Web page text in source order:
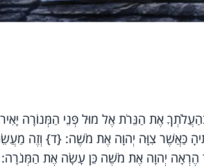
אֶת הַנֵּרֹת אֶל מוּל פְּנֵי הַמְּנוֹרָה
כַּאֲשֶׁר צִוָּה יְהוָה אֶת מֹשֶׁה: {ד} וְזֶה
יְהוָה אֶת מֹשֶׁה כֵּן עָשָׂה אֶת